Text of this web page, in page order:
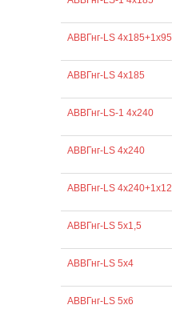
АВВГнг-LS 4х185+1х95
АВВГнг-LS 4х185
АВВГнг-LS-1 4х240
АВВГнг-LS 4х240
АВВГнг-LS
АВВГнг-LS 5х1,5
АВВГнг-LS 5х4
АВВГнг-LS 5х6